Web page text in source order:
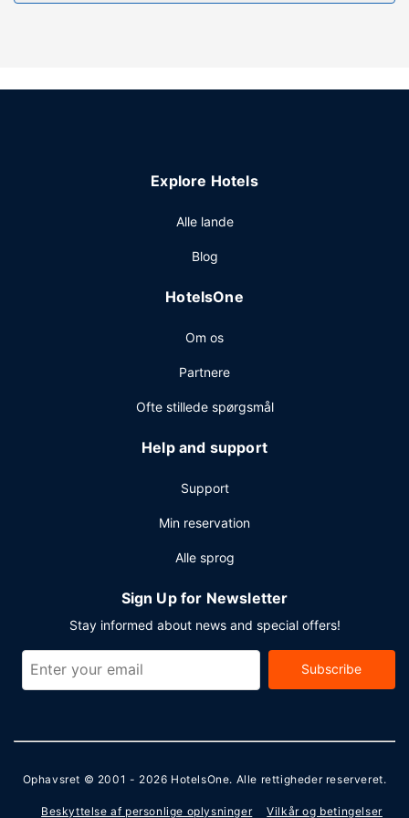
et fitnesscenter. Andre faciliteter på dette hotel inkluderer
forretningscenter, hurtig indtjekning og hurtig udtjekning.
der et område på 92 kvadratmeter til rådighed, bestående
tur-retur er gratis (døgnet rundt).
Explore Hotels
Alle lande
Blog
HotelsOne
Om os
Partnere
Ofte stillede spørgsmål
Help and support
Support
Min reservation
Alle sprog
Sign Up for Newsletter
Stay informed about news and special offers!
Subscribe
Ophavsret © 2001 - 2026 HotelsOne. Alle rettigheder reserveret.
Beskyttelse af personlige oplysninger Vilkår og betingelser